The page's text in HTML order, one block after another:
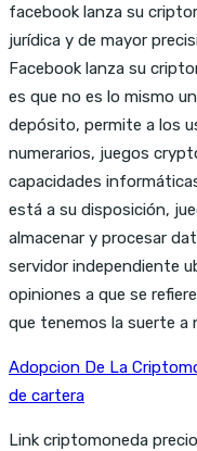
facebook lanza su
jurídica y de mayor
Facebook lanza su
es que no es lo mismo
depósito, permite a los
numerarios, juegos
capacidades
está a su disposición,
almacenar y procesar
servidor independiente
opiniones a que se
que tenemos la suerte a
Adopcion De La
de cartera
Link criptomoneda